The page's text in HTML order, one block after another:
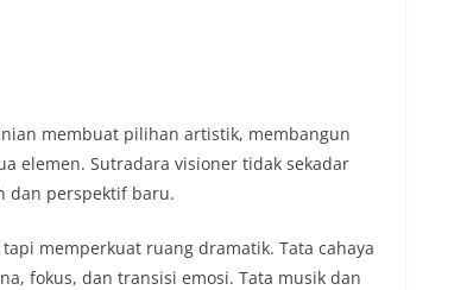
membuat pilihan artistik, membangun
elemen. Sutradara visioner tidak sekadar
dan perspektif baru.
memperkuat ruang dramatik. Tata cahaya
fokus, dan transisi emosi. Tata musik dan